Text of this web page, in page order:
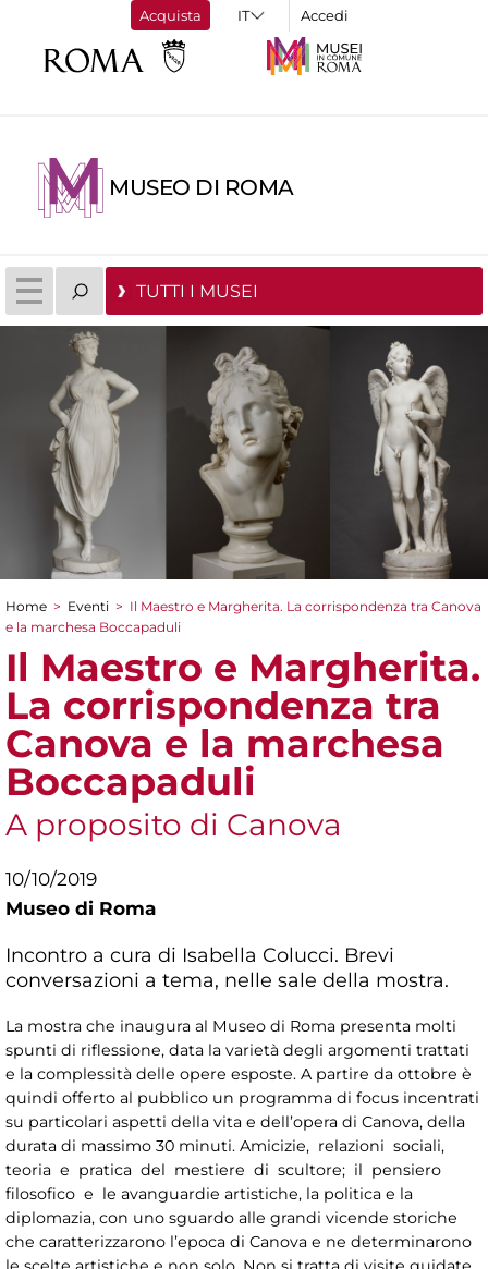
Acquista Accedi
MUSEO DI ROMA
TUTTI I MUSEI
Tu sei qui
Home > Eventi > Il Maestro e Margherita. La corrispondenza tra Canova
e la marchesa Boccapaduli
Il Maestro e Margherita.
La corrispondenza tra
Canova e la marchesa
Boccapaduli
A proposito di Canova
10/10/2019
Museo di Roma
Incontro a cura di Isabella Colucci. Brevi
conversazioni a tema, nelle sale della mostra.
La mostra che inaugura al Museo di Roma presenta molti
spunti di riflessione, data la varietà degli argomenti trattati
e la complessità delle opere esposte. A partire da ottobre è
quindi offerto al pubblico un programma di focus incentrati
su particolari aspetti della vita e dell’opera di Canova, della
durata di massimo 30 minuti. Amicizie, relazioni sociali,
teoria e pratica del mestiere di scultore; il pensiero
filosofico e le avanguardie artistiche, la politica e la
diplomazia, con uno sguardo alle grandi vicende storiche
che caratterizzarono l’epoca di Canova e ne determinarono